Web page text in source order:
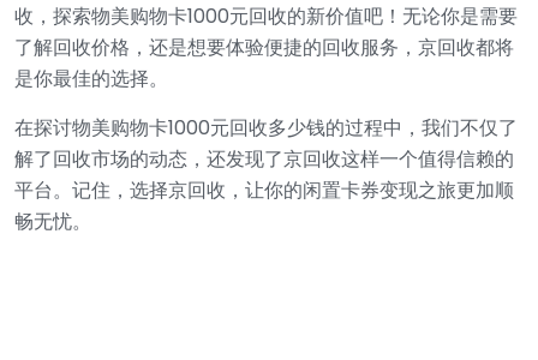
收，探索物美购物卡1000元回收的新价值吧！无论你是需要
了解回收价格，还是想要体验便捷的回收服务，京回收都将
是你最佳的选择。
在探讨物美购物卡1000元回收多少钱的过程中，我们不仅了
解了回收市场的动态，还发现了京回收这样一个值得信赖的
平台。记住，选择京回收，让你的闲置卡券变现之旅更加顺
畅无忧。